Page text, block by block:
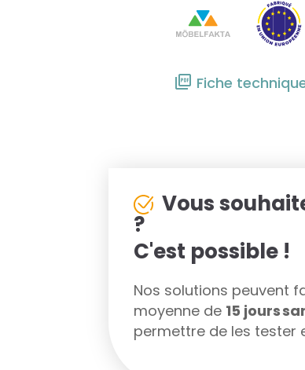
Fiche
Vous
?
C'est possible !
Nos solutions peuvent
moyenne de 15 jours
permettre de les tester